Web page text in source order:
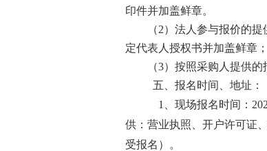
印件并加盖鲜章。
（2）法人参与报价的
定代表人授权书并加盖鲜章；
（3）按照采购人提供的
五、报名时间、地址：
1、现场报名时间：
供：营业执照、开户许可证
受报名）。